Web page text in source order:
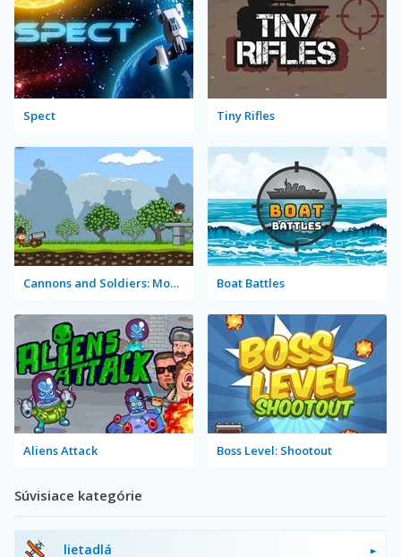
Spect Tiny Rifles
Cannons and Soldiers: Mountain Offense Boat Battles
Aliens Attack Boss Level: Shootout
Súvisiace kategórie
lietadlá